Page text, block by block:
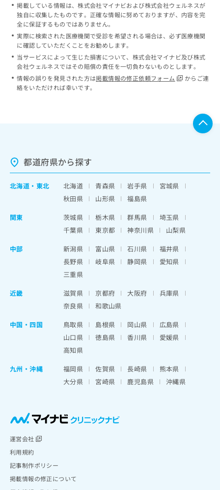
掲載している情報は、株式会社マイナビおよび株式会社ウェルネスが
独自に収集したものです。正確な情報に努めておりますが、内容を完
全に保証するものではありません。
実際に検索された医療機関で受診を希望される場合は、必ず医療機関
に確認していただくことをお勧めします。
当サービスによって生じた損害について、株式会社マイナビ及び株式
会社ウェルネスではその賠償の責任を一切負わないものとします。
情報の誤りを発見された方は掲載情報の修正依頼フォーム
からご連
絡をいただければ幸いです。
都道府県から探す
北海道 ・ 東北 北海道 青森県 岩手県
宮城県
秋田県
山形県
福島県
関東
茨城県 栃木県 群馬県
埼玉県
千葉県
東京都 神奈川県
山梨県
中部
新潟県 富山県 石川県
福井県
長野県
岐阜県 静岡県
愛知県
三重県
近畿
滋賀県 京都府 大阪府
兵庫県
奈良県
和歌山県
中国・四国
鳥取県 島根県 岡山県
広島県
山口県
徳島県 香川県
愛媛県
高知県
九州・沖縄
福岡県 佐賀県 長崎県
熊本県
大分県
宮崎県 鹿児島県 沖縄県
運営会社
利用規約
記事制作ポリシー
掲載情報の修正について